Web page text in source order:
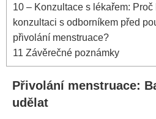
10 – Konzultace​ s ⁣lékařem:
konzultaci s odborníkem před
přivolání​ menstruace?
11 Závěrečné poznámky
Přivolání menstruace:
udělat